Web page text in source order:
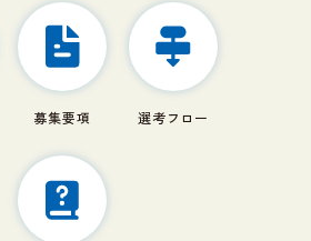
募集要項 選考フロー